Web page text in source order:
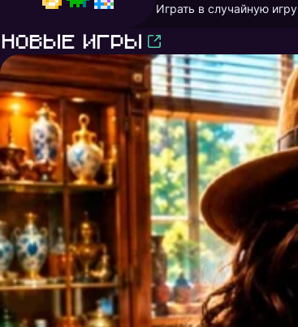
Играть в случайную игру
Новые игры